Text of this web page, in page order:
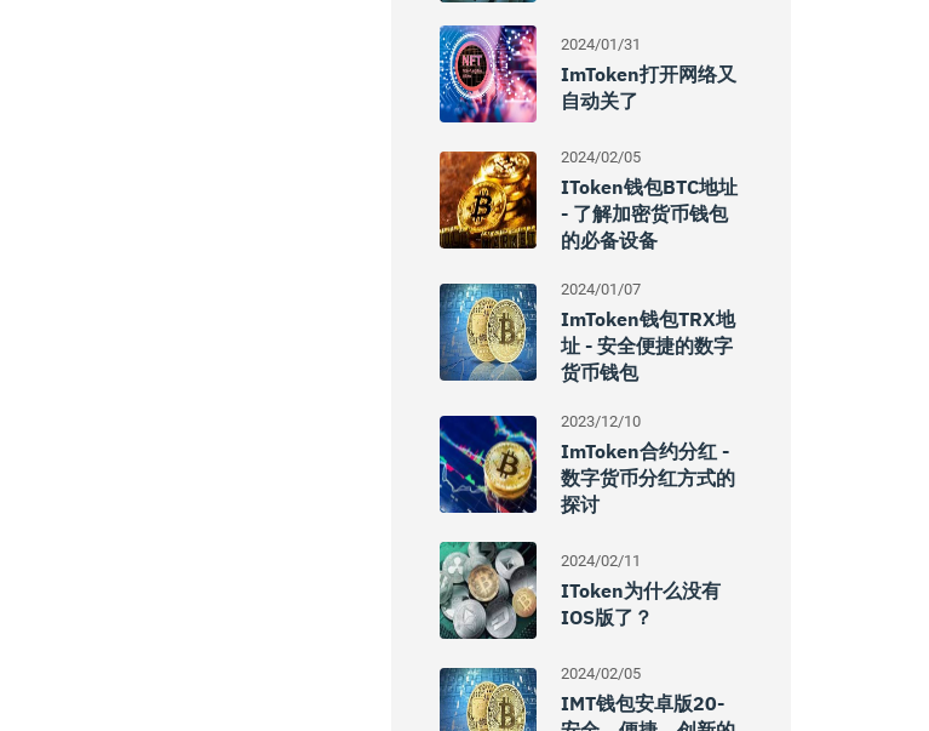
2024/01/31
ImToken打开网络又
自动关了
2024/02/05
IToken钱包BTC地址
- 了解加密货币钱包
的必备设备
2024/01/07
ImToken钱包TRX地
址 - 安全便捷的数字
货币钱包
2023/12/10
ImToken合约分红 -
数字货币分红方式的
探讨
2024/02/11
IToken为什么没有
IOS版了？
2024/02/05
IMT钱包安卓版20-